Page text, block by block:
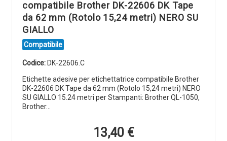
compatibile Brother DK-22606 DK Tape
da 62 mm (Rotolo 15,24 metri) NERO SU
GIALLO
Compatibile
Codice:DK-22606.C
Etichette adesive per etichettatrice compatibile Brother
DK-22606 DK Tape da 62 mm (Rotolo 15,24 metri) NERO
SU GIALLO 15.24 metri per Stampanti: Brother QL-1050,
Brother…
13,40 €